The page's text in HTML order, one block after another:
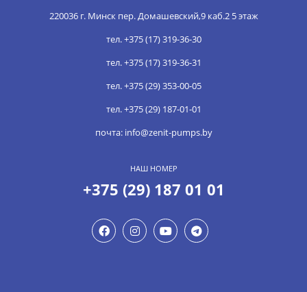
220036 г. Минск пер. Домашевский,9 каб.2 5 этаж
тел. +375 (17) 319-36-30
тел. +375 (17) 319-36-31
тел. +375 (29) 353-00-05
тел. +375 (29) 187-01-01
почта: info@zenit-pumps.by
НАШ НОМЕР
+375 (29) 187 01 01